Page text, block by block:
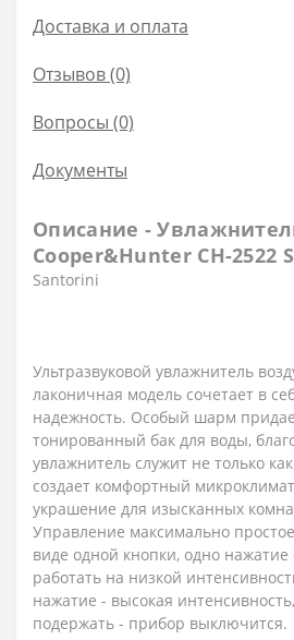
Доставка и оплата
Отзывов (0)
Вопросы (0)
Документы
Описание -
Cooper&Hunter CH-2522
Santorini
Ультразвуковой увлажнитель
лаконичная модель сочетает в
надежность. Особый шарм
тонированный бак для воды,
увлажнитель служит не только
создает комфортный
украшение для изысканных
Управление максимально
виде одной кнопки, одно
работать на низкой
нажатие - высокая
подержать - прибор выключится.